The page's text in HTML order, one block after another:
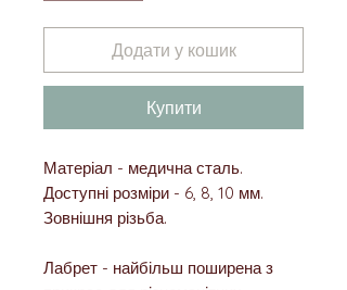
Додати у кошик
Купити
Матеріал - медична сталь.
Доступні розміри - 6, 8, 10 мм.
Зовнішня різьба.
Лабрет - найбільш поширена з